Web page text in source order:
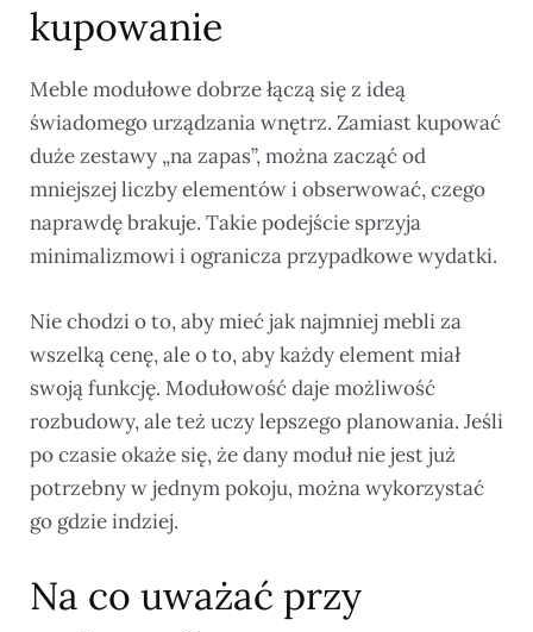
kupowanie
Meble modułowe dobrze łączą się z ideą
świadomego urządzania wnętrz. Zamiast kupować
duże zestawy „na zapas”, można zacząć od
mniejszej liczby elementów i obserwować, czego
naprawdę brakuje. Takie podejście sprzyja
minimalizmowi i ogranicza przypadkowe wydatki.
Nie chodzi o to, aby mieć jak najmniej mebli za
wszelką cenę, ale o to, aby każdy element miał
swoją funkcję. Modułowość daje możliwość
rozbudowy, ale też uczy lepszego planowania. Jeśli
po czasie okaże się, że dany moduł nie jest już
potrzebny w jednym pokoju, można wykorzystać
go gdzie indziej.
Na co uważać przy